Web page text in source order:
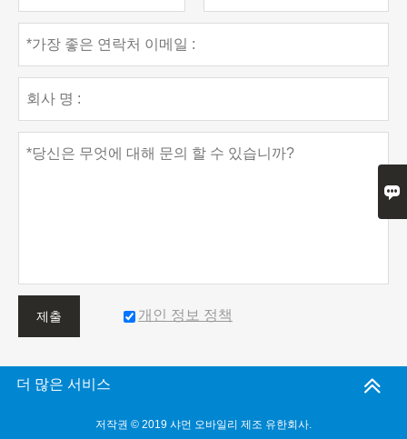
제출 개인 정보 정책
더 많은 서비스
저작권 © 2019 샤먼 오바일리 제조 유한회사.
